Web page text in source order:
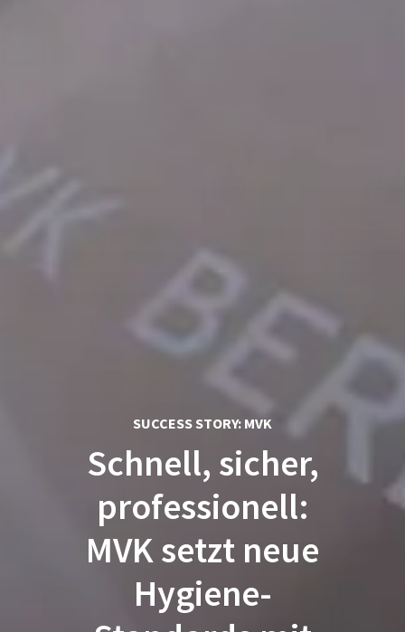
SUCCESS STORY: MVK
Schnell, sicher,
professionell:
MVK setzt neue
Hygiene-